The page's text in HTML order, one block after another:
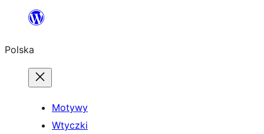
Przejdź
treści
Polska
Motywy
Wtyczki